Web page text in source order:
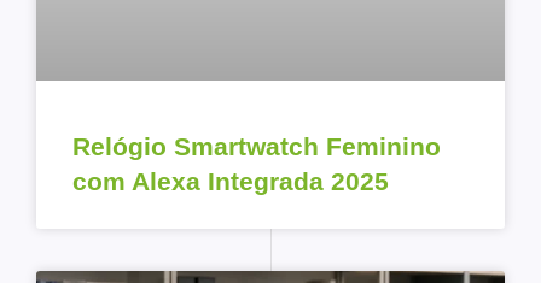
Relógio Smartwatch Feminino
com Alexa Integrada 2025